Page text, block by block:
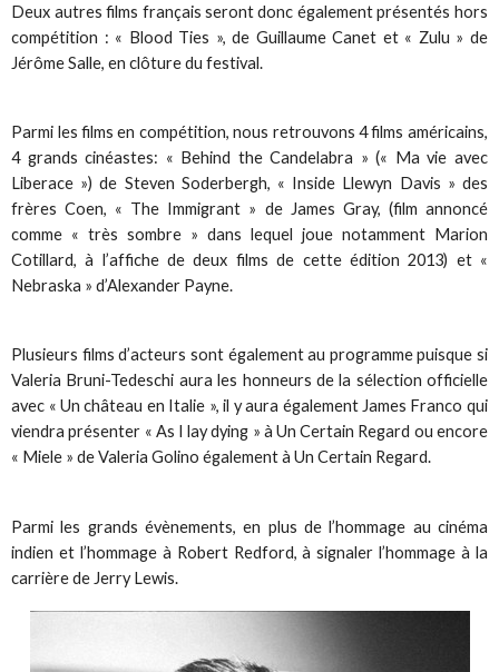
Deux autres films français seront donc également présentés hors
compétition : « Blood Ties », de Guillaume Canet et « Zulu » de
Jérôme Salle, en clôture du festival.
Parmi les films en compétition, nous retrouvons 4 films américains,
4 grands cinéastes: « Behind the Candelabra » (« Ma vie avec
Liberace ») de Steven Soderbergh, « Inside Llewyn Davis » des
frères Coen, « The Immigrant » de James Gray, (film annoncé
comme « très sombre » dans lequel joue notamment Marion
Cotillard, à l’affiche de deux films de cette édition 2013) et «
Nebraska » d’Alexander Payne.
Plusieurs films d’acteurs sont également au programme puisque si
Valeria Bruni-Tedeschi aura les honneurs de la sélection officielle
avec « Un château en Italie », il y aura également James Franco qui
viendra présenter « As I lay dying » à Un Certain Regard ou encore
« Miele » de Valeria Golino également à Un Certain Regard.
Parmi les grands évènements, en plus de l’hommage au cinéma
indien et l’hommage à Robert Redford, à signaler l’hommage à la
carrière de Jerry Lewis.